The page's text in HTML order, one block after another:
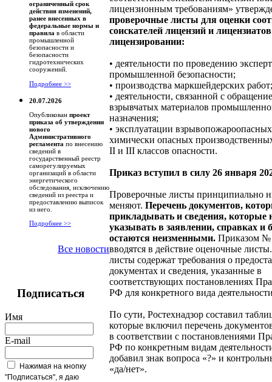
ограниченный срок
действия изменений,
ранее внесенных в
федеральные нормы и
правила в области
промышленной
безопасности и
безопасности
гидротехнических
сооружений.
Подробнее >>
20.07.2026
Опубликован проект
приказа об утверждении
нового
Административного
регламента по внесению
сведений в
государственный реестр
саморегулируемых
организаций в области
энергетического
обследования, исключению
сведений из реестра и
предоставлению выписок
из него.
Подробнее >>
Все новости
Подписаться
Имя
E-mail
Нажимая на кнопку
"Подписаться", я даю
лицензионным требованиям»
проверочные листы для оценки
соискателей лицензий и
лицензировании:
• деятельности по проведению
промышленной безопасности;
• производства маркшейдерских работ;
• деятельности, связанной с
взрывчатых материалов
назначения;
• эксплуатации
химически опасных
II и III классов опасности.
Приказ вступил в силу 26 января
Проверочные листы принципиально
меняют. Перечень документов,
прикладывать и сведения, которые
указывать в заявлении, справках и
остаются неизменными. Приказом №
вводятся в действие оценочные
листы содержат требования о
документах и сведения, указанные в
соответствующих постановлениях
РФ для конкретного вида
По сути, Ростехнадзор составил
которые включил перечень
в соответствии с постановлениями
РФ по конкретным видам
добавил знак вопроса «?» и
«да/нет».